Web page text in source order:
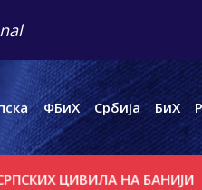
ФБиХ Србија БиХ
НА БАНИЈИ